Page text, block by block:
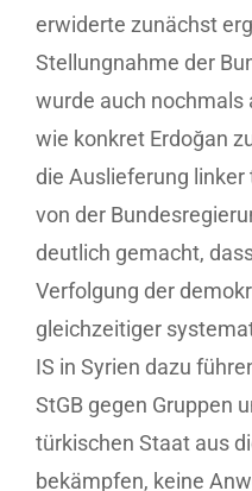
erwiderte zunächst
Stellungnahme der
wurde auch
wie konkret Erdoğan
die Auslieferung
von der
deutlich gemacht,
Verfolgung der
gleichzeitiger
IS in Syrien dazu
StGB gegen Gruppen
türkischen Staat aus
bekämpfen, keine